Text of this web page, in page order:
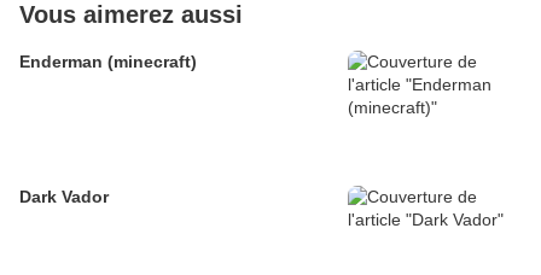
Vous aimerez aussi
Enderman (minecraft)
Dark Vador